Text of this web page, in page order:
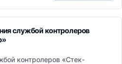
службой контролеров
контролеров «Стек-